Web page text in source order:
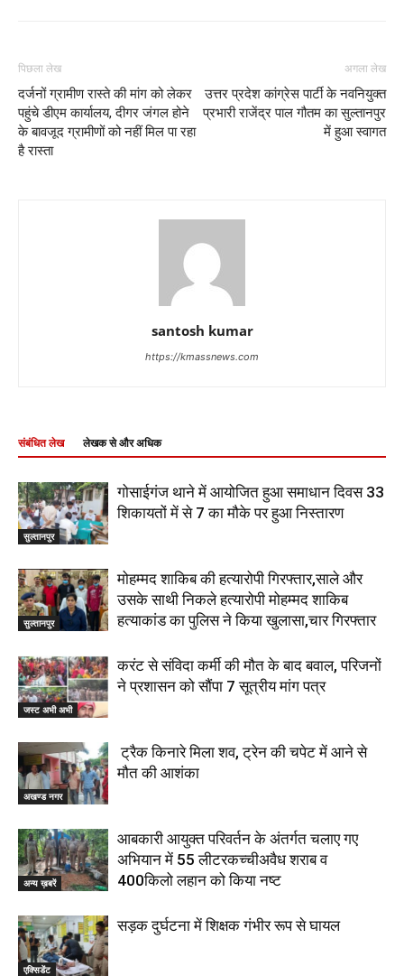
पिछला लेख
दर्जनों ग्रामीण रास्ते की मांग को लेकर
पहुंचे डीएम कार्यालय, दीगर जंगल होने
के बावजूद ग्रामीणों को नहीं मिल पा रहा
है रास्ता
अगला लेख
उत्तर प्रदेश कांग्रेस पार्टी के नवनियुक्त
प्रभारी राजेंद्र पाल गौतम का सुल्तानपुर
में हुआ स्वागत
santosh kumar
https://kmassnews.com
संबंधित लेख लेखक से और अधिक
सुल्तानपुर
गोसाईगंज थाने में आयोजित हुआ समाधान दिवस 33
शिकायतों में से 7 का मौके पर हुआ निस्तारण
सुल्तानपुर
मोहम्मद शाकिब की हत्यारोपी गिरफ्तार,साले और
उसके साथी निकले हत्यारोपी मोहम्मद शाकिब
हत्याकांड का पुलिस ने किया खुलासा,चार गिरफ्तार
जस्ट अभी अभी
करंट से संविदा कर्मी की मौत के बाद बवाल, परिजनों
ने प्रशासन को सौंपा 7 सूत्रीय मांग पत्र
अखण्ड नगर
ट्रैक किनारे मिला शव, ट्रेन की चपेट में आने से
मौत की आशंका
अन्य ख़बरें
आबकारी आयुक्त परिवर्तन के अंतर्गत चलाए गए
अभियान में 55 लीटरकच्चीअवैध शराब व
400किलो लहान को किया नष्ट
एक्सिडेंट
सड़क दुर्घटना में शिक्षक गंभीर रूप से घायल